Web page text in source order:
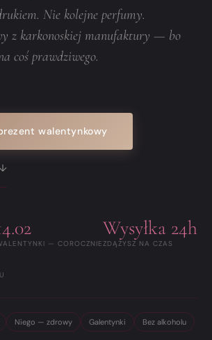
Nie kolejne perfumy.
z karkonoskiej manufaktury — bo
coś prawdziwego.
walentynkowy
— COROCZNIE
Wysyłka 24h
ZDĄŻYSZ NA CZAS
Niego — zdrowy Galentynki
Bez alkoholu